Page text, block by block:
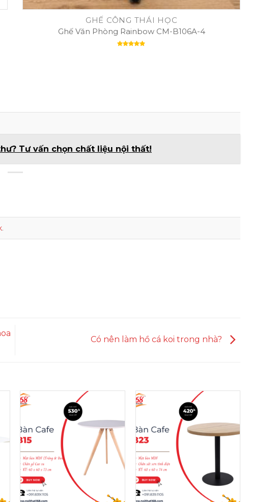
GHẾ CÔNG THÁI HỌC
Ghế Văn Phòng Rainbow CM-B106A-4
Tư vấn chọn chất liệu nội thất!
.
Có nên làm hồ cá koi trong nhà?